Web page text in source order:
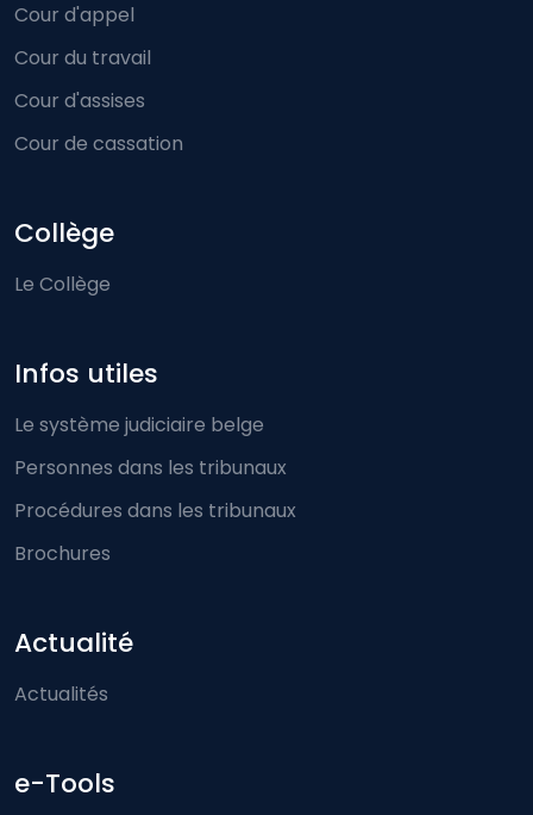
Cour d'appel
Cour du travail
Cour d'assises
Cour de cassation
Collège
Le Collège
Infos utiles
Le système judiciaire belge
Personnes dans les tribunaux
Procédures dans les tribunaux
Brochures
Actualité
Actualités
e-Tools